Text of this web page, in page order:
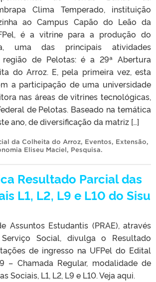
Clima Temperado, instituição
ao Campus Capão do Leão da
é a vitrine para a produção do
uma das principais atividades
de Pelotas: é a 29ª Abertura
do Arroz. E, pela primeira vez, esta
a participação de uma universidade
nas áreas de vitrines tecnológicas,
de Pelotas. Baseado na temática
ano, de diversificação da matriz […]
da Colheita do Arroz, Eventos, Extensão,
Eliseu Maciel, Pesquisa.
Resultado Parcial das
L1, L2, L9 e L10 do Sisu
Assuntos Estudantis (PRAE), através
Social, divulga o Resultado
de ingresso na UFPel do Edital
– Chamada Regular, modalidade de
Sociais, L1, L2, L9 e L10. Veja aqui.